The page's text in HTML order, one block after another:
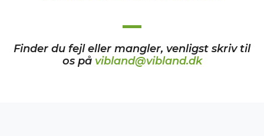
Finder du fejl eller mangler, venligst skriv til
os på vibland@vibland.dk